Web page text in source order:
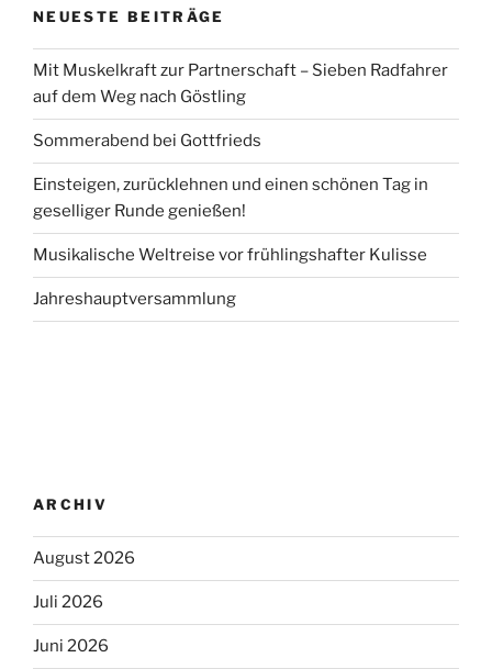
NEUESTE BEITRÄGE
Mit Muskelkraft zur Partnerschaft – Sieben Radfahrer
auf dem Weg nach Göstling
Sommerabend bei Gottfrieds
Einsteigen, zurücklehnen und einen schönen Tag in
geselliger Runde genießen!
Musikalische Weltreise vor frühlingshafter Kulisse
Jahreshauptversammlung
ARCHIV
August 2026
Juli 2026
Juni 2026